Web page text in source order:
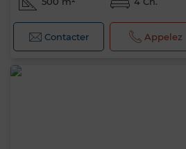
Contacter Appelez